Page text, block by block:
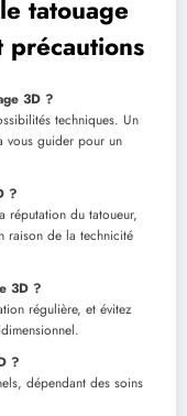
tatouage
précautions
3D ?
techniques. Un
vous guider pour un
?
réputation du tatoueur,
raison de la technicité
3D ?
régulière, et évitez
?
dépendant des soins